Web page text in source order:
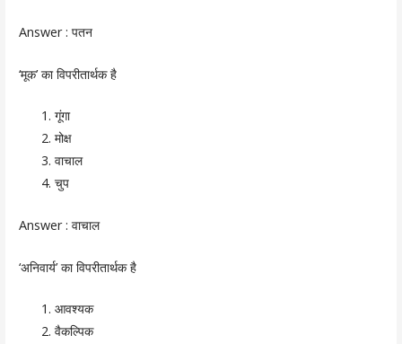
Answer : पतन
‘मूक’ का विपरीतार्थक है
गूंगा
मोक्ष
वाचाल
चुप
Answer : वाचाल
‘अनिवार्य’ का विपरीतार्थक है
आवश्यक
वैकल्पिक